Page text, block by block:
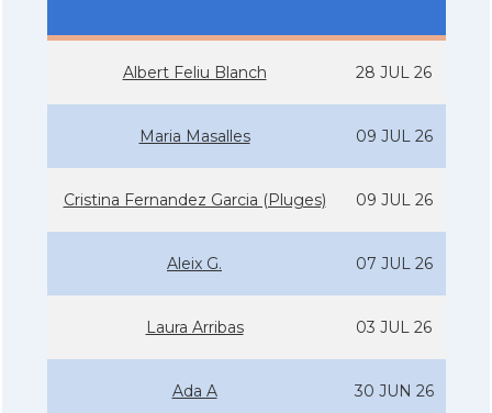
Albert Feliu Blanch 28 JUL 26
Maria Masalles 09 JUL 26
Cristina Fernandez Garcia (Pluges) 09 JUL 26
Aleix G. 07 JUL 26
Laura Arribas 03 JUL 26
Ada A 30 JUN 26